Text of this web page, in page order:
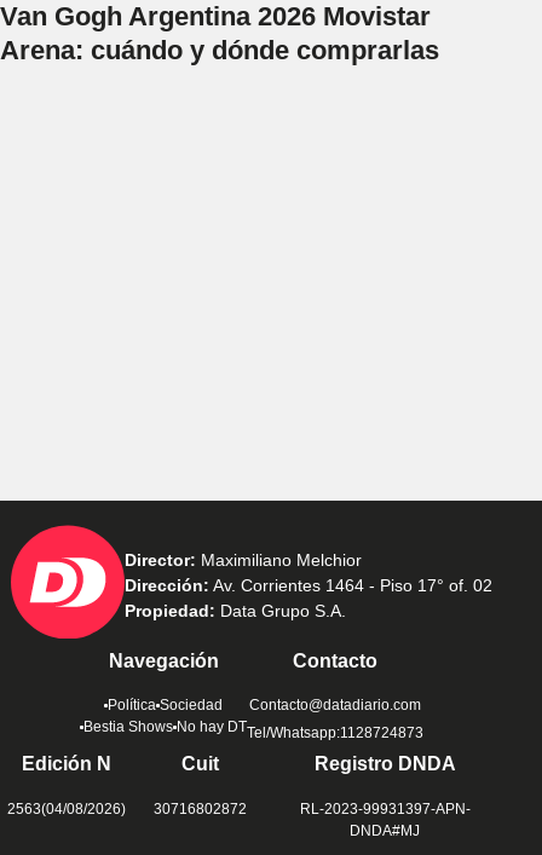
Van Gogh Argentina 2026 Movistar
Arena: cuándo y dónde comprarlas
Director: Maximiliano Melchior
Dirección: Av. Corrientes 1464 - Piso 17° of. 02
Propiedad: Data Grupo S.A.
Navegación
Política Sociedad
Bestia Shows No hay DT
Contacto
Contacto@datadiario.com
Tel/Whatsapp:1128724873
Edición N
2563(04/08/2026)
Cuit
30716802872
Registro DNDA
RL-2023-99931397-APN-
DNDA#MJ